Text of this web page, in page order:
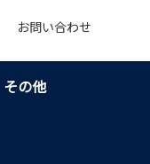
お問い合わせ
その他